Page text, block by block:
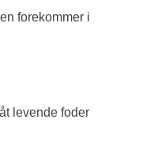
forekommer i
levende foder